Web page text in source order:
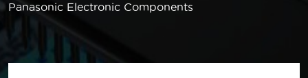
Panasonic Electronic Components